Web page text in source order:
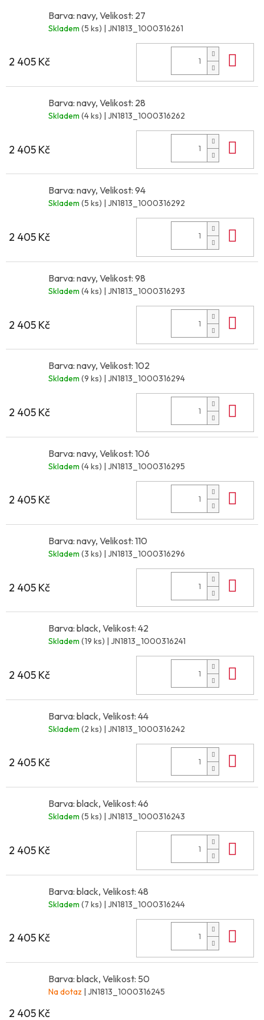
Barva: navy, Velikost: 27
Skladem (5 ks) | JN1813_1000316261
2 405 Kč
Barva: navy, Velikost: 28
Skladem (4 ks) | JN1813_1000316262
2 405 Kč
Barva: navy, Velikost: 94
Skladem (5 ks) | JN1813_1000316292
2 405 Kč
Barva: navy, Velikost: 98
Skladem (4 ks) | JN1813_1000316293
2 405 Kč
Barva: navy, Velikost: 102
Skladem (9 ks) | JN1813_1000316294
2 405 Kč
Barva: navy, Velikost: 106
Skladem (4 ks) | JN1813_1000316295
2 405 Kč
Barva: navy, Velikost: 110
Skladem (3 ks) | JN1813_1000316296
2 405 Kč
Barva: black, Velikost: 42
Skladem (19 ks) | JN1813_1000316241
2 405 Kč
Barva: black, Velikost: 44
Skladem (2 ks) | JN1813_1000316242
2 405 Kč
Barva: black, Velikost: 46
Skladem (5 ks) | JN1813_1000316243
2 405 Kč
Barva: black, Velikost: 48
Skladem (7 ks) | JN1813_1000316244
2 405 Kč
Barva: black, Velikost: 50
Na dotaz | JN1813_1000316245
2 405 Kč